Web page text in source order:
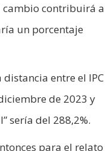
cambio contribuirá a
un porcentaje
entre el IPC
de 2023 y
sería del 288,2%.
para el